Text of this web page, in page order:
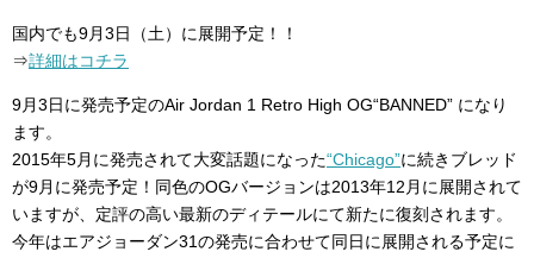
国内でも9月3日（土）に展開予定！！
⇒詳細はコチラ
9月3日に発売予定のAir Jordan 1 Retro High OG“BANNED” になり
ます。
2015年5月に発売されて大変話題になった“Chicago”に続きブレッド
が9月に発売予定！同色のOGバージョンは2013年12月に展開されて
いますが、定評の高い最新のディテールにて新たに復刻されます。
今年はエアジョーダン31の発売に合わせて同日に展開される予定に